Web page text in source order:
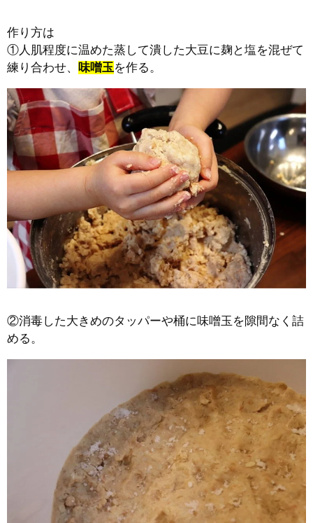
作り方は
①人肌程度に温めた蒸して潰した大豆に麹と塩を混ぜて
練り合わせ、 味噌玉を作る。
②消毒した大きめのタッパーや桶に味噌玉を隙間なく詰
める。